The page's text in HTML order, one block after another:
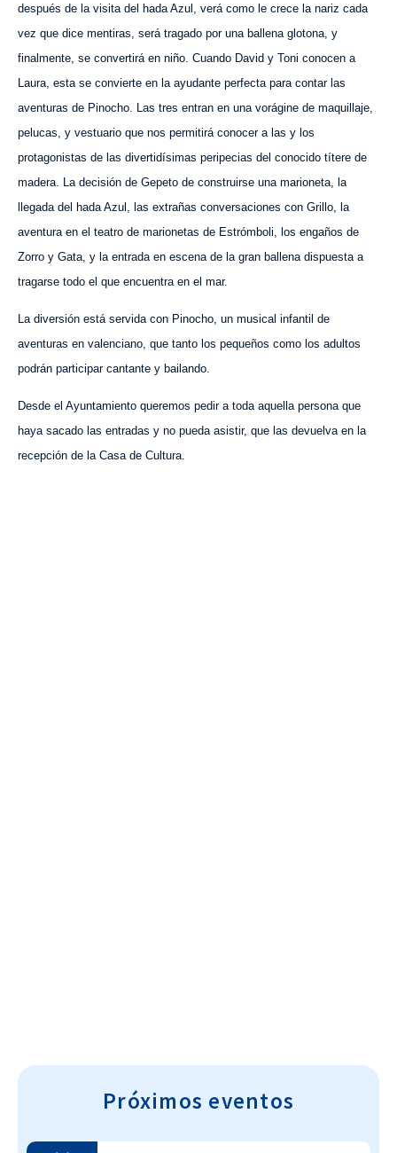
después de la visita del hada Azul, verá como le crece la nariz cada
vez que dice mentiras, será tragado por una ballena glotona, y
finalmente, se convertirá en niño. Cuando David y Toni conocen a
Laura, esta se convierte en la ayudante perfecta para contar las
aventuras de Pinocho. Las tres entran en una vorágine de maquillaje,
pelucas, y vestuario que nos permitirá conocer a las y los
protagonistas de las divertidísimas peripecias del conocido títere de
madera. La decisión de Gepeto de construirse una marioneta, la
llegada del hada Azul, las extrañas conversaciones con Grillo, la
aventura en el teatro de marionetas de Estrómboli, los engaños de
Zorro y Gata, y la entrada en escena de la gran ballena dispuesta a
tragarse todo el que encuentra en el mar.
La diversión está servida con Pinocho, un musical infantil de
aventuras en valenciano, que tanto los pequeños como los adultos
podrán participar cantante y bailando.
Desde el Ayuntamiento queremos pedir a toda aquella persona que
haya sacado las entradas y no pueda asistir, que las devuelva en la
recepción de la Casa de Cultura.
Próximos eventos